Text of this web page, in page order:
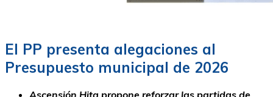
El PP presenta alegaciones al
Presupuesto municipal de 2026
Ascensión Hita propone reforzar las partidas de